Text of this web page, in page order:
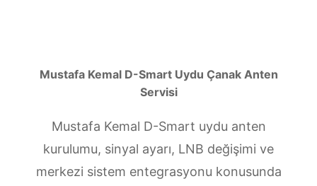
Mustafa Kemal D-Smart Uydu Çanak Anten
Servisi
Mustafa Kemal D-Smart uydu anten
kurulumu, sinyal ayarı, LNB değişimi ve
merkezi sistem entegrasyonu konusunda